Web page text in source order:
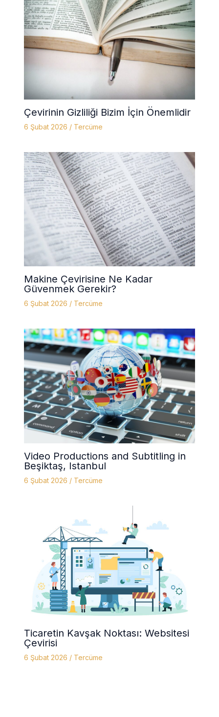
Çevirinin Gizliliği Bizim İçin Önemlidir
6 Şubat 2026 / Tercüme
Makine Çevirisine Ne Kadar
Güvenmek Gerekir?
6 Şubat 2026 / Tercüme
Video Productions and Subtitling in
Beşiktaş, Istanbul
6 Şubat 2026 / Tercüme
Ticaretin Kavşak Noktası: Websitesi
Çevirisi
6 Şubat 2026 / Tercüme